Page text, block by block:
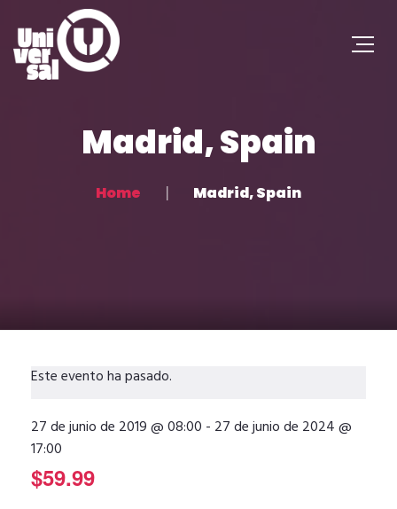
Madrid, Spain
Home Madrid, Spain
Este evento ha pasado.
27 de junio de 2019 @ 08:00 - 27 de junio de 2024 @
17:00
$59.99